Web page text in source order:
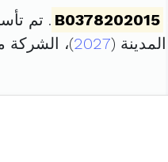
B0378202015 . تم تأسيسها في 2
2027)،